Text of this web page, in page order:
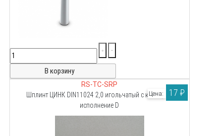
RS-TC-SRP
Шплинт ЦИНК DIN11024 2,0 игольчатый с кольцом,
исполнение D
Цена: 17 ₽